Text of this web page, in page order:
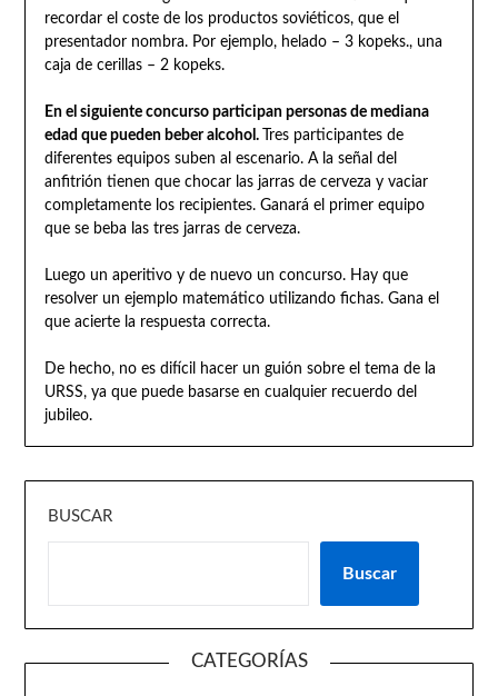
recordar el coste de los productos soviéticos, que el
presentador nombra. Por ejemplo, helado – 3 kopeks., una
caja de cerillas – 2 kopeks.
En el siguiente concurso participan personas de mediana
edad que pueden beber alcohol.
Tres participantes de
diferentes equipos suben al escenario. A la señal del
anfitrión tienen que chocar las jarras de cerveza y vaciar
completamente los recipientes. Ganará el primer equipo
que se beba las tres jarras de cerveza.
Luego un aperitivo y de nuevo un concurso. Hay que
resolver un ejemplo matemático utilizando fichas. Gana el
que acierte la respuesta correcta.
De hecho, no es difícil hacer un guión sobre el tema de la
URSS, ya que puede basarse en cualquier recuerdo del
jubileo.
BUSCAR
Buscar
CATEGORÍAS